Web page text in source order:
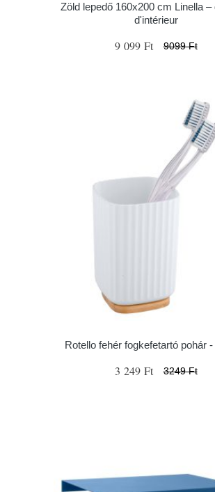
Zöld lepedő 160x200 cm Linella –
d'intérieur
9 099 Ft 9099 Ft
Rotello fehér fogkefetartó pohár
3 249 Ft 3249 Ft